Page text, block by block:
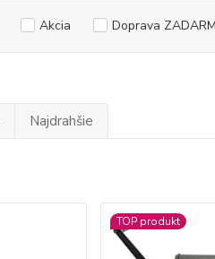
Akcia Doprava
Najdrahšie
TOP produkt